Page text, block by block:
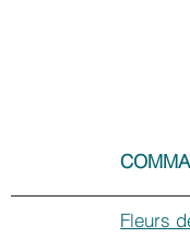
Fleurs